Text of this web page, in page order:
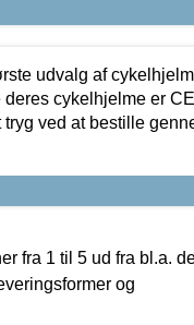
udvalg af
cykelhjelme er
ved at bestille
fra 1 til 5 ud fra bl.a.
og